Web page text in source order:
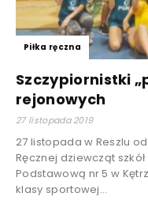
Piłka ręczna
Szczypiornistki
rejonowych
27 listopada 2019
27 listopada w Reszlu
Ręcznej dziewcząt
Podstawową nr 5 w
klasy sportowej...